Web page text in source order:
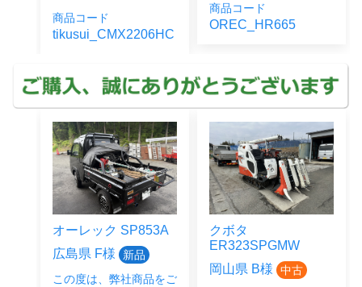
商品コード
tikusui_CMX2206HC
商品コード
OREC_HR665
オーレック SP853A
広島県 F様
新品
この度は、弊社商品をご
クボタ
ER323SPGMW
岡山県 B様
中古